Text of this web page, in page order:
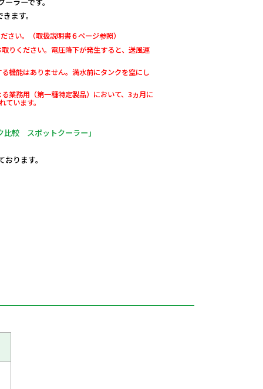
ます。
い。（取扱説明書６ページ参照）
りください。電圧降下が発生すると、送風運
機能はありません。満水前にタンクを空にし
業務用（第一種特定製品）において、3ヵ月に
います。
比較 スポットクーラー」
ります。